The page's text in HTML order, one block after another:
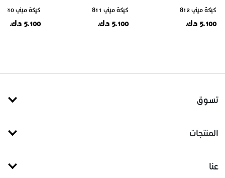
كيكة ميني 812
5.100 د.ك.
كيكة ميني 811
5.100 د.ك.
كيكة ميني 810
5.100 د.ك.
تسوق
المنتجات
عنا